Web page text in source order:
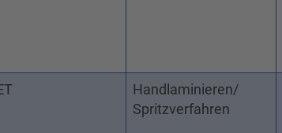
Handlaminieren/
Spritzverfahren